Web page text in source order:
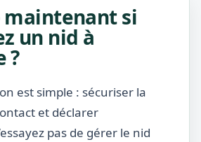
maintenant si
un nid à
?
est simple : sécuriser la
et déclarer
pas de gérer le nid